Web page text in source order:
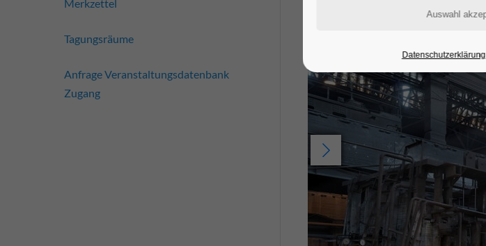
Merkzettel
Tagungsräume
Anfrage Veranstaltungsdatenbank
Zugang
Datenschutzerklärung